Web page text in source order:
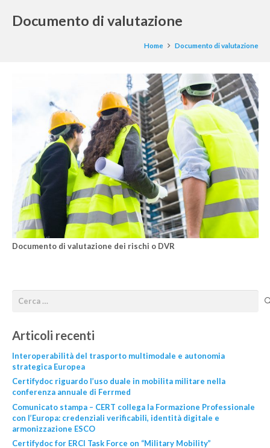
Documento di valutazione
Home Documento di valutazione
Documento di valutazione dei rischi o DVR
Articoli recenti
Interoperabilità del trasporto multimodale e autonomia
strategica Europea
Certifydoc riguardo l’uso duale in mobilita militare nella
conferenza annuale di Ferrmed
Comunicato stampa – CERT collega la Formazione Professionale
con l’Europa: credenziali verificabili, identità digitale e
armonizzazione ESCO
Certifydoc for ERCI Task Force on “Military Mobility”